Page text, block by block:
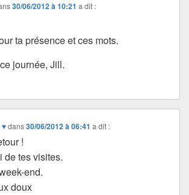
30/06/2012 à 10:21 a dit :
ta présence et ces mots.
journée, Jill.
♥dans30/06/2012 à 06:41 a dit :
!
de tes visites.
end.
doux